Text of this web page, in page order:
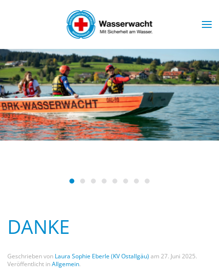
Skip to main content
Wasserwacht Marktoberdorf
DANKE
Geschrieben von Laura Sophie Eberle (KV Ostallgäu) am 27. Juni 2025.
Veröffentlicht inAllgemein.